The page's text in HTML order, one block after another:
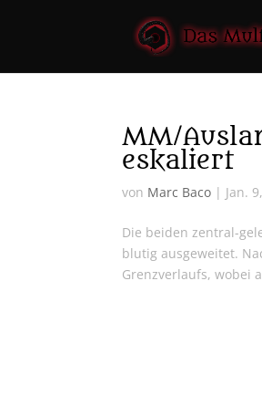
MM/
eskaliert
von Marc Baco | Jan.
Die beiden zentral-
blutig ausgeweitet.
Grenzverlaufs, wobei